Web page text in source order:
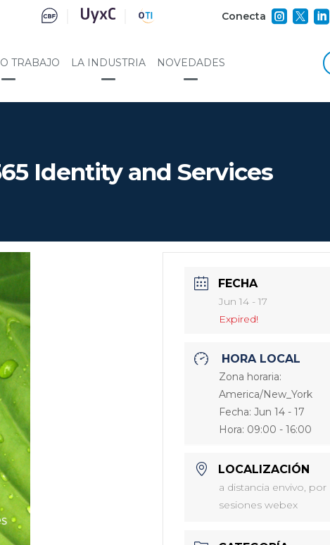
Conecta   
TRABAJO LA INDUSTRIA NOVEDADES
Identity and Services
FECHA
Jun 14 - 17
Expired!
HORA LOCAL
Zona horaria:
America/New_York
Fecha:Jun 14 - 17
Hora: 09:00 - 16:00
LOCALIZACIÓN
a distancia envivo, por
sesiones webex